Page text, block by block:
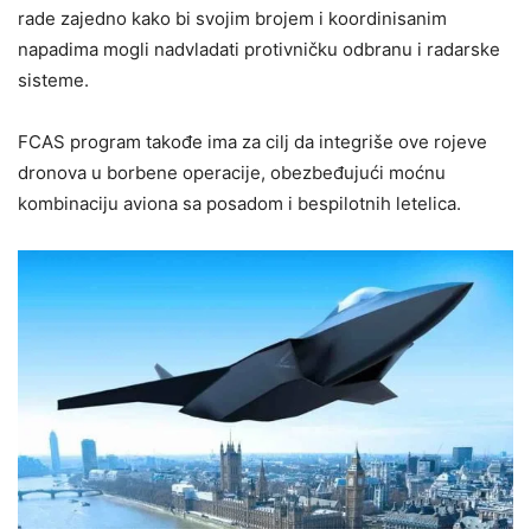
rade zajedno kako bi svojim brojem i koordinisanim
napadima mogli nadvladati protivničku odbranu i radarske
sisteme.
FCAS program takođe ima za cilj da integriše ove rojeve
dronova u borbene operacije, obezbeđujući moćnu
kombinaciju aviona sa posadom i bespilotnih letelica.